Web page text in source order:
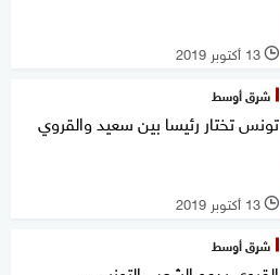
l 13 أكتوبر 2019
شرق أوسط
تونس تختار رئيسا بين سعيد والقروي
l 13 أكتوبر 2019
شرق أوسط